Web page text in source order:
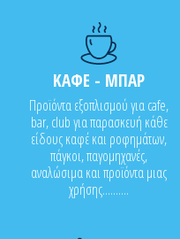
ΚΑΦΕ - ΜΠΑΡ
Προϊόντα εξοπλισμού για cafe,
bar, club για παρασκευή κάθε
είδους καφέ και ροφημάτων,
πάγκοι, παγομηχανές,
αναλώσιμα και προϊόντα μιας
χρήσης..........